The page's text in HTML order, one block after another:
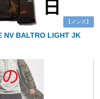
【メンズ】
NV BALTRO LIGHT JK